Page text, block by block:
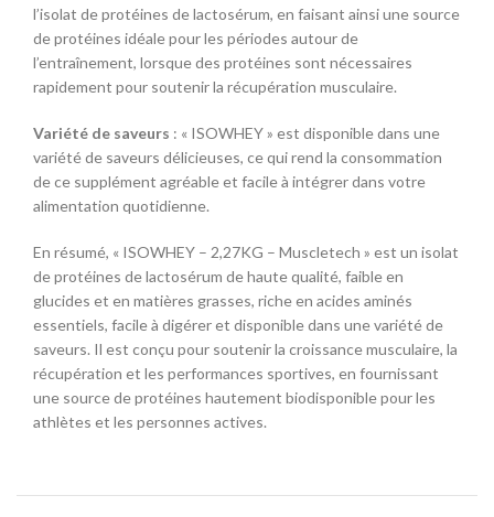
l’isolat de protéines de lactosérum, en faisant ainsi une source
de protéines idéale pour les périodes autour de
l’entraînement, lorsque des protéines sont nécessaires
rapidement pour soutenir la récupération musculaire.
Variété de saveurs : « ISOWHEY » est disponible dans une
variété de saveurs délicieuses, ce qui rend la consommation
de ce supplément agréable et facile à intégrer dans votre
alimentation quotidienne.
En résumé, « ISOWHEY – 2,27KG – Muscletech » est un isolat
de protéines de lactosérum de haute qualité, faible en
glucides et en matières grasses, riche en acides aminés
essentiels, facile à digérer et disponible dans une variété de
saveurs. Il est conçu pour soutenir la croissance musculaire, la
récupération et les performances sportives, en fournissant
une source de protéines hautement biodisponible pour les
athlètes et les personnes actives.